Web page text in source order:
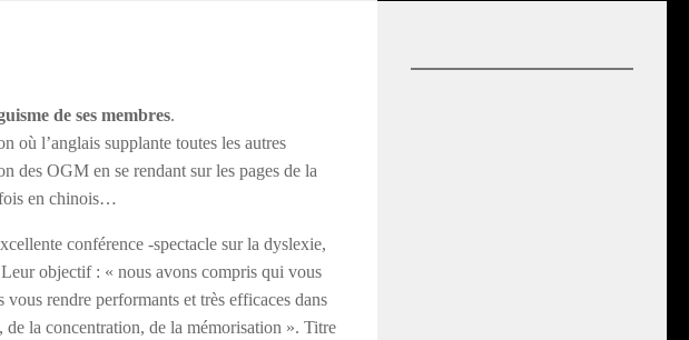
de ses membres.
où l’anglais supplante toutes les autres
des OGM en se rendant sur les pages de la
en chinois…
conférence -spectacle sur la dyslexie,
objectif : « nous avons compris qui vous
vous rendre performants et très efficaces dans
de la concentration, de la mémorisation ». Titre